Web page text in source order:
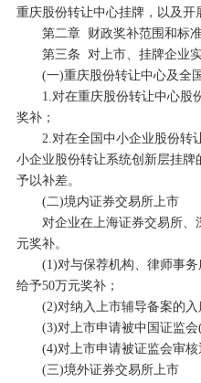
重庆股份转让中心挂牌，以及开
第二章 财政奖补范围和标
第三条 对上市、挂牌企业实
(一)重庆股份转让中心及全
1.对在重庆股份转让中心股份
奖补；
2.对在全国中小企业股份转让
小企业股份转让系统创新层挂牌
予以补差。
(二)境内证券交易所上市
对企业在上海证券交易所、
元奖补。
(1)对与保荐机构、律师事务
给予50万元奖补；
(2)对纳入上市辅导备案的入
(3)对上市申请被中国证监会(
(4)对上市申请被证监会审核
(三)境外证券交易所上市